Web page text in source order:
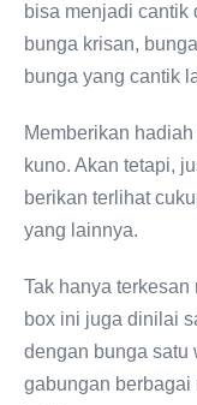
bisa menjadi cantik
bunga krisan,
bunga yang cantik
Memberikan
kuno. Akan tetapi,
berikan terlihat
yang lainnya.
Tak hanya
box ini juga dinilai
dengan bunga satu
gabungan berbagai